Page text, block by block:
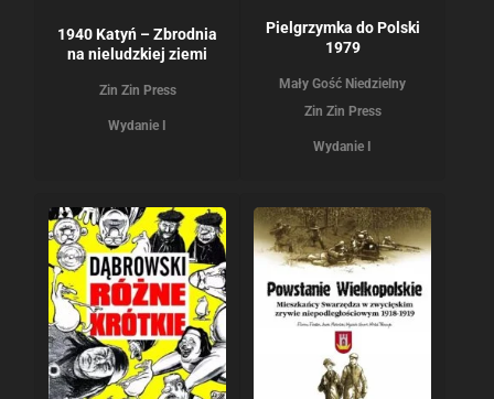
1940 Katyń – Zbrodnia
na nieludzkiej ziemi
Zin Zin Press
Wydanie I
Pielgrzymka do Polski
1979
Mały Gość Niedzielny
Zin Zin Press
Wydanie I